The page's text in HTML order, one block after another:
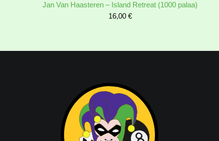
Jan Van Haasteren – Island Retreat (1000 palaa)
16,00 €